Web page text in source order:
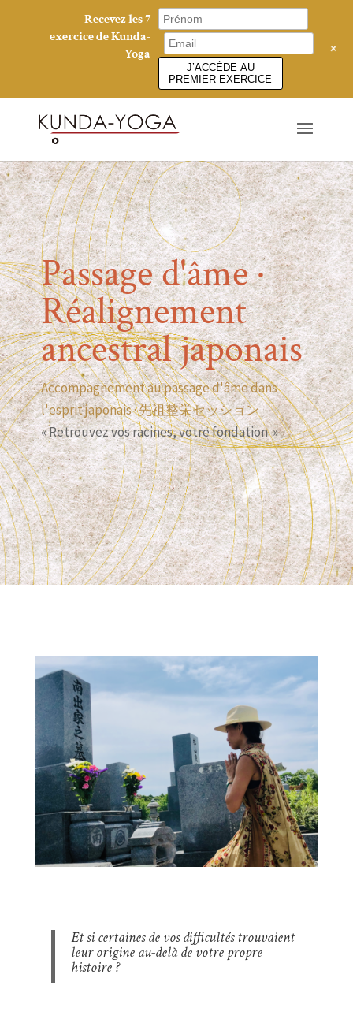
Passage d'âme ·
Réalignement
ancestral japonais
Accompagnement au passage d'âme dans
l'esprit japonais · 先祖整栄セッション
« Retrouvez vos racines, votre fondation »
Et si certaines de vos difficultés trouvaient
leur origine au-delà de votre propre
histoire ?
Recevez les 7
exercice de Kunda-
Yoga
J’ACCÈDE AU
PREMIER EXERCICE
+